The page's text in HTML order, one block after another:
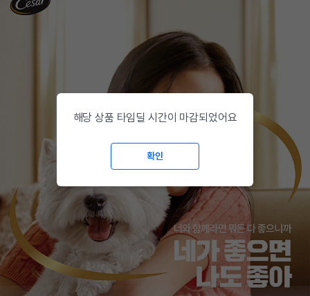
해당 상품 타임딜 시간이 마감되었어요
확인